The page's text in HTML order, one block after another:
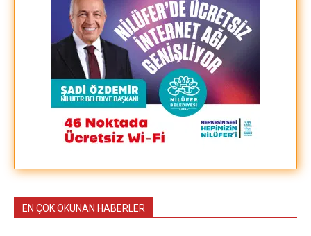
EN ÇOK OKUNAN HABERLER